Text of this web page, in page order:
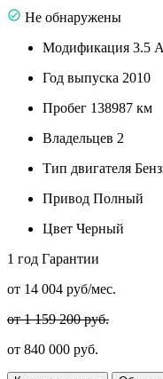
Не обнаружены
Модификация 3.5
Год выпуска 2010
Пробег 138987 км
Владельцев 2
Тип двигателя
Привод Полный
Цвет Черный
1 год Гарантии
от 14 004 руб/мес.
от 1 159 200 руб.
от 840 000 руб.